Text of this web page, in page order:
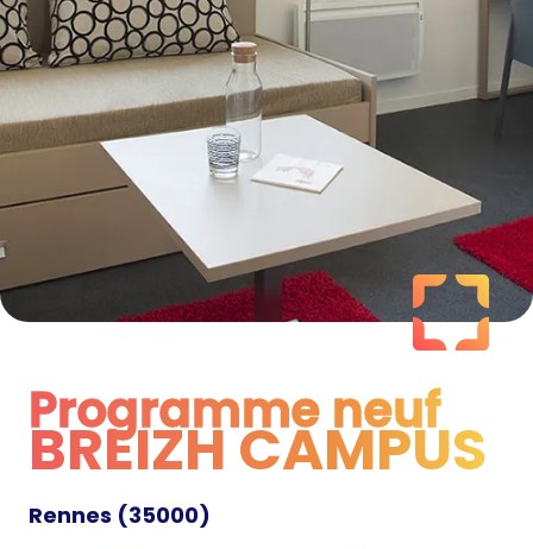
Programme neuf
Programme neuf
BREIZH CAMPUS
Rennes (35000)